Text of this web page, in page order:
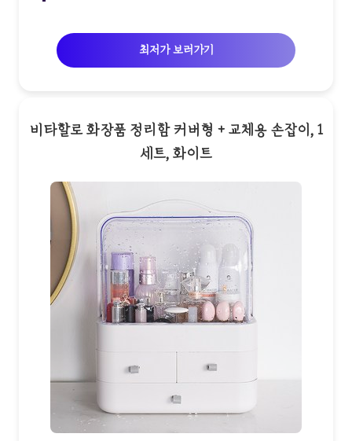
최저가 보러가기
비타할로 화장품 정리함 커버형 + 교체용 손잡이, 1
세트, 화이트